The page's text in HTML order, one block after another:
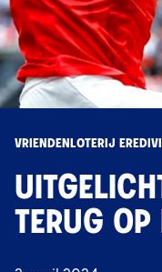
VRIENDENLOTERIJ
TERUG OP